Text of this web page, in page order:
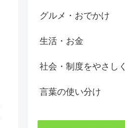
グルメ・おでかけ
生活・お金
社会・制度をやさしく
言葉の使い分け